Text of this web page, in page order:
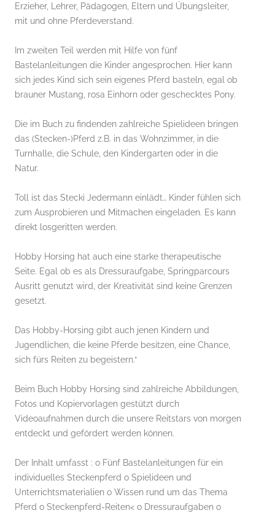
Erzieher, Lehrer, Pädagogen, Eltern und Übungsleiter,
mit und ohne Pferdeverstand.
Im zweiten Teil werden mit Hilfe von fünf
Bastelanleitungen die Kinder angesprochen. Hier kann
sich jedes Kind sich sein eigenes Pferd basteln, egal ob
brauner Mustang, rosa Einhorn oder geschecktes Pony.
Die im Buch zu findenden zahlreiche Spielideen bringen
das (Stecken-)Pferd z.B. in das Wohnzimmer, in die
Turnhalle, die Schule, den Kindergarten oder in die
Natur.
Toll ist das Stecki Jedermann einlädt… Kinder fühlen sich
zum Ausprobieren und Mitmachen eingeladen. Es kann
direkt losgeritten werden.
Hobby Horsing hat auch eine starke therapeutische
Seite. Egal ob es als Dressuraufgabe, Springparcours
Ausritt genutzt wird, der Kreativität sind keine Grenzen
gesetzt.
Das Hobby-Horsing gibt auch jenen Kindern und
Jugendlichen, die keine Pferde besitzen, eine Chance,
sich fürs Reiten zu begeistern.“
Beim Buch Hobby Horsing sind zahlreiche Abbildungen,
Fotos und Kopiervorlagen gestützt durch
Videoaufnahmen durch die unsere Reitstars von morgen
entdeckt und gefördert werden können.
Der Inhalt umfasst : o Fünf Bastelanleitungen für ein
individuelles Steckenpferd o Spielideen und
Unterrichtsmaterialien o Wissen rund um das Thema
Pferd o Steckenpferd-Reiten< o Dressuraufgaben o